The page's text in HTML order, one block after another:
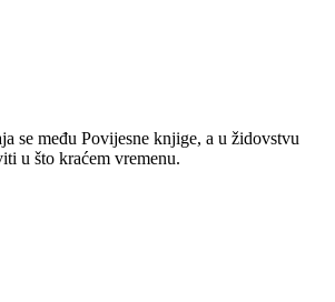
se među Povijesne knjige, a u židovstvu
u što kraćem vremenu.